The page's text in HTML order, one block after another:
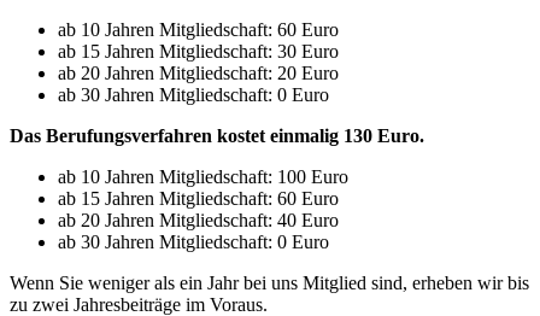
ab 10 Jahren Mitgliedschaft: 60 Euro
ab 15 Jahren Mitgliedschaft: 30 Euro
ab 20 Jahren Mitgliedschaft: 20 Euro
ab 30 Jahren Mitgliedschaft: 0 Euro
Das Berufungsverfahren kostet einmalig 130 Euro.
ab 10 Jahren Mitgliedschaft: 100 Euro
ab 15 Jahren Mitgliedschaft: 60 Euro
ab 20 Jahren Mitgliedschaft: 40 Euro
ab 30 Jahren Mitgliedschaft: 0 Euro
Wenn Sie weniger als ein Jahr bei uns Mitglied sind, erheben wir bis
zu zwei Jahresbeiträge im Voraus.